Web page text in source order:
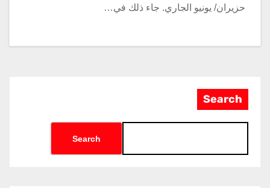
حزيران/ يونيو الجاري. جاء ذلك في…
Search
Search